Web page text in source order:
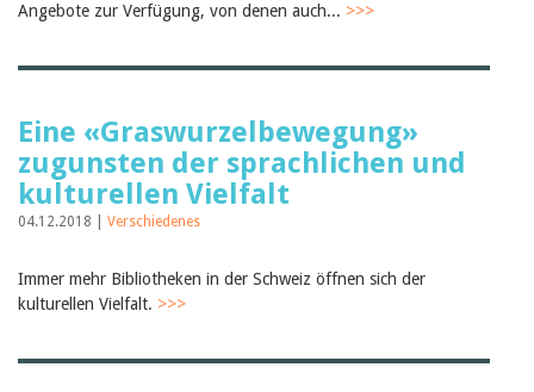
Angebote zur Verfügung, von denen auch... >>>
Eine «Graswurzelbewegung»
zugunsten der sprachlichen und
kulturellen Vielfalt
04.12.2018 | Verschiedenes
Immer mehr Bibliotheken in der Schweiz öffnen sich der
kulturellen Vielfalt. >>>